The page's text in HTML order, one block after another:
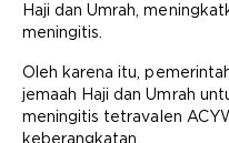
Haji dan Umrah,
meningitis.
Oleh karena itu,
jemaah Haji dan Umrah
meningitis tetravalen
keberangkatan.